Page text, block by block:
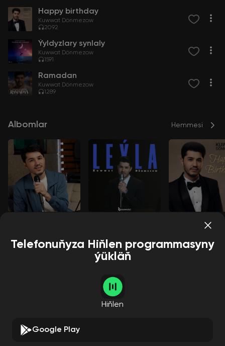
Happy birthday
Kuwwat Dönmezow
2092
Ýyldyzlary synlaly
Kuwwat Dönmezow
1591
Ramadan
Kuwwat Dönmezow
1289
Albomlar Hemmesi
Happy birthday
Kuwwat Dönmezow
Telefonuňyza Hiňlen programmasyny
ýükläň
Hiňlen
Google Play